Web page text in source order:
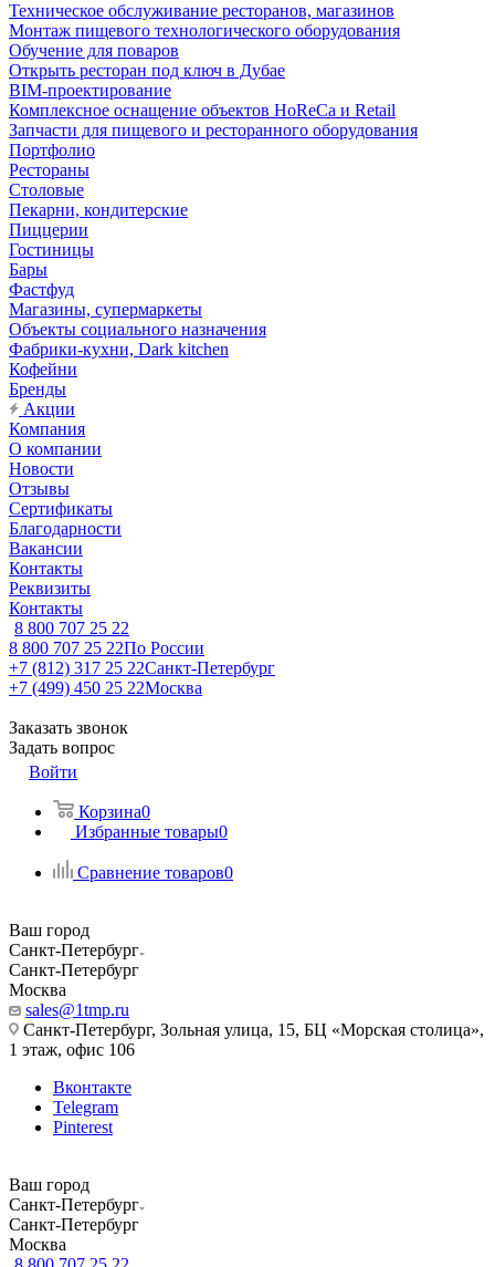
Техническое обслуживание ресторанов, магазинов
Монтаж пищевого технологического оборудования
Обучение для поваров
Открыть ресторан под ключ в Дубае
BIM-проектирование
Комплексное оснащение объектов HoReCa и Retail
Запчасти для пищевого и ресторанного оборудования
Портфолио
Рестораны
Столовые
Пекарни, кондитерские
Пиццерии
Гостиницы
Бары
Фастфуд
Магазины, супермаркеты
Объекты социального назначения
Фабрики-кухни, Dark kitchen
Кофейни
Бренды
Акции
Компания
О компании
Новости
Отзывы
Сертификаты
Благодарности
Вакансии
Контакты
Реквизиты
Контакты
8 800 707 25 22
8 800 707 25 22По России
+7 (812) 317 25 22Санкт-Петербург
+7 (499) 450 25 22Москва
Заказать звонок
Задать вопрос
Войти
Корзина0
Избранные товары0
Сравнение товаров0
Ваш город
Санкт-Петербург
Санкт-Петербург
Москва
sales@1tmp.ru
Санкт-Петербург, Зольная улица, 15, БЦ «Морская столица»,
1 этаж, офис 106
Вконтакте
Telegram
Pinterest
Ваш город
Санкт-Петербург
Санкт-Петербург
Москва